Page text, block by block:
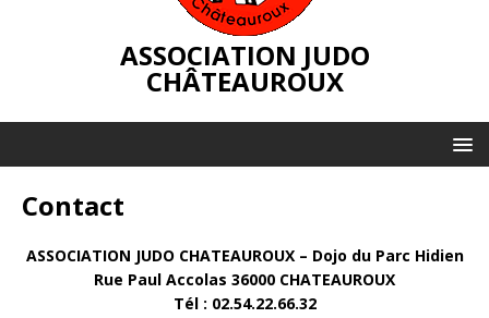
ASSOCIATION JUDO
CHÂTEAUROUX
Contact
ASSOCIATION JUDO CHATEAUROUX – Dojo du Parc Hidien
Rue Paul Accolas 36000 CHATEAUROUX
Tél : 02.54.22.66.32